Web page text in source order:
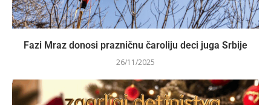
Fazi Mraz donosi prazničnu čaroliju deci juga Srbije
26/11/2025